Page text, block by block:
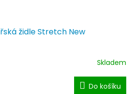
židle Stretch New
Skladem
Do košíku